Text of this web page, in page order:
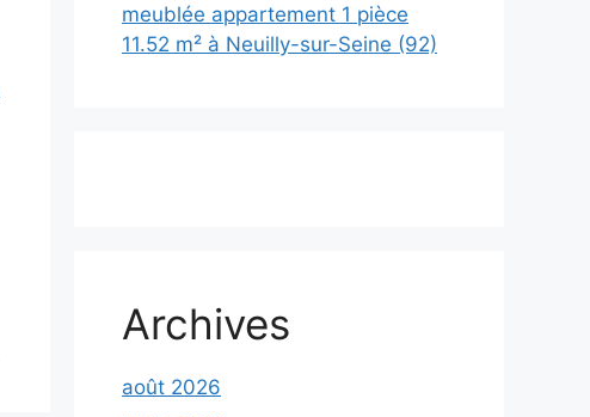
meublée appartement 1 pièce
11.52 m² à Neuilly-sur-Seine (92)
Archives
août 2026